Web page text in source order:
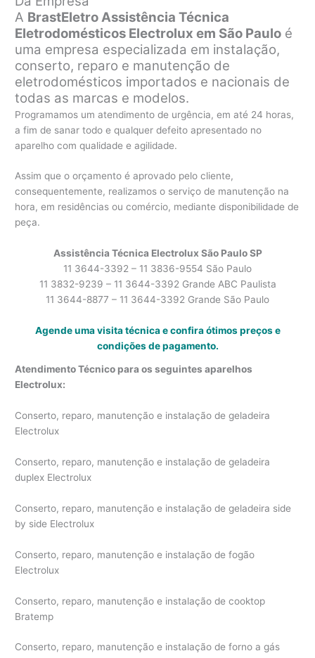
A BrastEletro Assistência Técnica
Eletrodomésticos Electrolux em São Paulo é
uma empresa especializada em instalação,
conserto, reparo e manutenção de
eletrodomésticos importados e nacionais de
todas as marcas e modelos.
Programamos um atendimento de urgência, em até 24 horas,
a fim de sanar todo e qualquer defeito apresentado no
aparelho com qualidade e agilidade.
Assim que o orçamento é aprovado pelo cliente,
consequentemente, realizamos o serviço de manutenção na
hora, em residências ou comércio, mediante disponibilidade de
peça.
Assistência Técnica Electrolux São Paulo SP
11 3644-3392 – 11 3836-9554 São Paulo
11 3832-9239 – 11 3644-3392 Grande ABC Paulista
11 3644-8877 – 11 3644-3392 Grande São Paulo
Agende uma visita técnica e confira ótimos preços e
condições de pagamento.
Atendimento Técnico para os seguintes aparelhos
Electrolux:
Conserto, reparo, manutenção e instalação de geladeira
Electrolux
Conserto, reparo, manutenção e instalação de geladeira
duplex Electrolux
Conserto, reparo, manutenção e instalação de geladeira side
by side Electrolux
Conserto, reparo, manutenção e instalação de fogão
Electrolux
Conserto, reparo, manutenção e instalação de cooktop
Bratemp
Conserto, reparo, manutenção e instalação de forno a gás